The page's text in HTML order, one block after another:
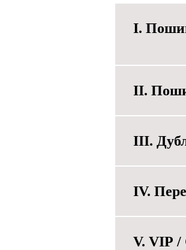
I.
II.
III.
IV.
V. VIP /